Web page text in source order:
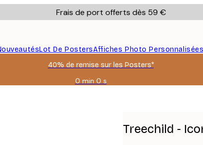
Frais de port offerts dès 59 €
Lot De PostersAffiches Photo
40% de remise sur les Posters*
0 min 0 s
Valable
Treechild -